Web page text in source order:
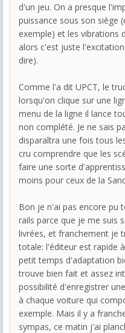
d'un jeu. On a presque
puissance sous son siège
exemple) et les vibrations
alors c'est juste
dire).
Comme l'a dit UPCT, le
lorsqu'on clique sur une
menu de la ligne il lance
non complété. Je ne sais
disparaîtra une fois tous
cru comprendre que les
faire une sorte
moins pour ceux de la
Bon je n'ai pas encore pu
rails parce que je me suis
livrées, et franchement je
totale: l'éditeur est rapide
petit temps d'adaptation
trouve bien fait et assez
possibilité d'enregistrer
à chaque voiture qui
exemple. Mais il y a
sympas, ce matin j'ai